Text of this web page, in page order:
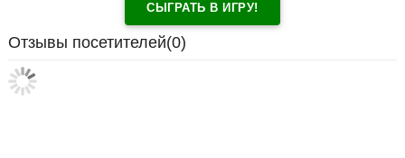
СЫГРАТЬ В ИГРУ!
Отзывы посетителей(0)